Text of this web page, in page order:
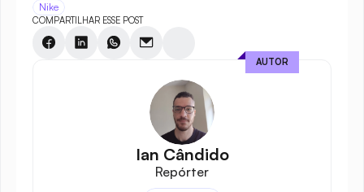
Nike
COMPARTILHAR ESSE POST
Ian Cândido
Repórter
AUTOR